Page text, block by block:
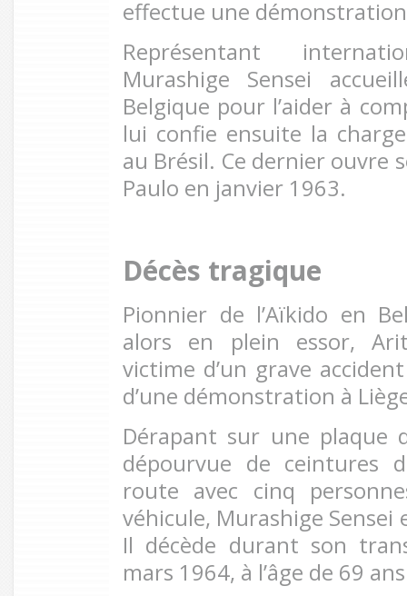
effectue une
Représentant
Murashige Sensei
Belgique pour l’aider à
lui confie ensuite la
au Brésil. Ce dernier ouvre
Paulo en janvier 1963.
Décès tragique
Pionnier de l’Aïkido en
alors en plein essor,
victime d’un grave
d’une démonstration à
Dérapant sur une plaque
dépourvue de ceintures
route avec cinq
véhicule, Murashige Sensei
Il décède durant son
mars 1964, à l’âge de 69